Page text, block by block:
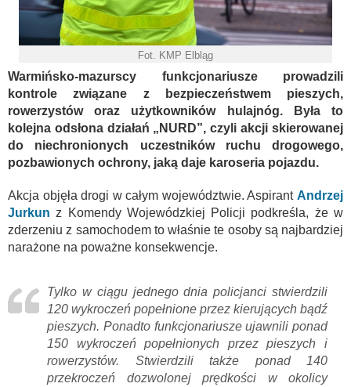
Fot. KMP Elbląg
Warmińsko-mazurscy funkcjonariusze prowadzili
kontrole związane z bezpieczeństwem pieszych,
rowerzystów oraz użytkowników hulajnóg. Była to
kolejna odsłona działań „NURD”, czyli akcji skierowanej
do niechronionych uczestników ruchu drogowego,
pozbawionych ochrony, jaką daje karoseria pojazdu.
Akcja objęła drogi w całym województwie. Aspirant Andrzej
Jurkun z Komendy Wojewódzkiej Policji podkreśla, że w
zderzeniu z samochodem to właśnie te osoby są najbardziej
narażone na poważne konsekwencje.
Tylko w ciągu jednego dnia policjanci stwierdzili
120 wykroczeń popełnione przez kierujących bądź
pieszych. Ponadto funkcjonariusze ujawnili ponad
150 wykroczeń popełnionych przez pieszych i
rowerzystów. Stwierdzili także ponad 140
przekroczeń dozwolonej prędkości w okolicy